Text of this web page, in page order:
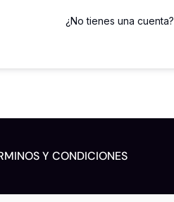
¿No tienes una cuenta?
Y CONDICIONES